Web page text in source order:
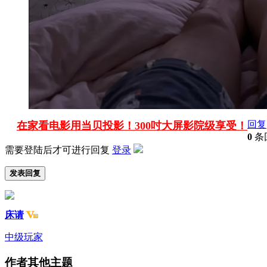
在家看电影用当贝投影！300吋大屏影院级享受！ 回复
0 条
需要登陆后才可进行回复 登录
发表回复
床请
中级玩家
作者其他主题